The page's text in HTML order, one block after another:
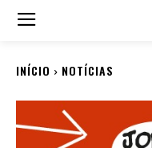
INÍCIO NOTÍCIAS